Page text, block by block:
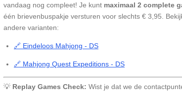
vandaag nog compleet! Je kunt maximaal 2 complete
één brievenbuspakje versturen voor slechts € 3,95.
andere varianten:
🔗 Eindeloos Mahjong - DS
🔗 Mahjong Quest Expeditions - DS
💡 Replay Games Check: Wist je dat we de